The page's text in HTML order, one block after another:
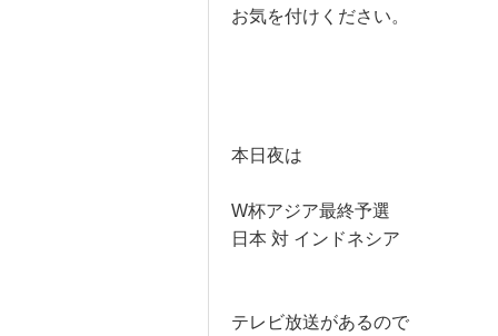
お気を付けください。
本日夜は
W杯アジア最終予選
日本 対 インドネシア
テレビ放送があるので